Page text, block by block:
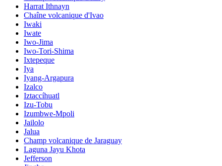
Harrat Ithnayn
Chaîne volcanique d'Ivao
Iwaki
Iwate
Iwo-Jima
Iwo-Tori-Shima
Ixtepeque
Iya
Iyang-Argapura
Izalco
Iztaccíhuatl
Izu-Tobu
Izumbwe-Mpoli
Jailolo
Jalua
Champ volcanique de Jaraguay
Laguna Jayu Khota
Jefferson